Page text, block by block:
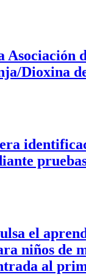
Asociación
Dioxina
el
niños de
al